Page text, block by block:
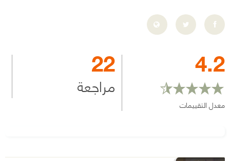
4.2
معدل التقييمات
22
مراجعة